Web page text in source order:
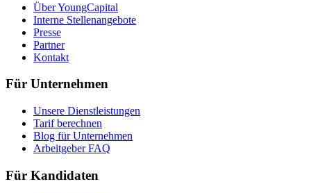
Über YoungCapital
Interne Stellenangebote
Presse
Partner
Kontakt
Für Unternehmen
Unsere Dienstleistungen
Tarif berechnen
Blog für Unternehmen
Arbeitgeber FAQ
Für Kandidaten